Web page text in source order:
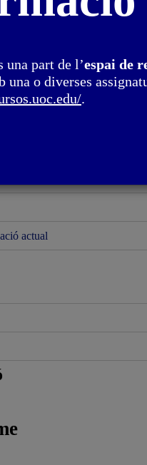
visuals a l’Estat espanyol
actual
una part de l’espai de
una o diverses
.